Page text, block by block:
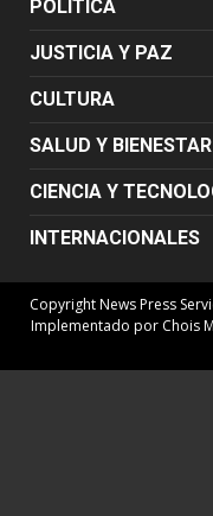
POLÍTICA
JUSTICIA Y PAZ
CULTURA
SALUD Y BIENESTAR
CIENCIA Y
INTERNACIONALES
Copyright News Press
Implementado por Chois